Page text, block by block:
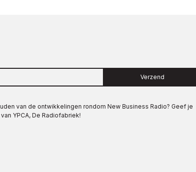
Verzend
van de ontwikkelingen rondom New Business Radio? Geef je
YPCA, De Radiofabriek!